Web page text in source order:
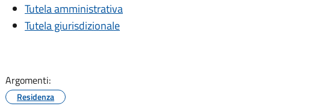
Tutela amministrativa
Tutela giurisdizionale
Argomenti:
Residenza